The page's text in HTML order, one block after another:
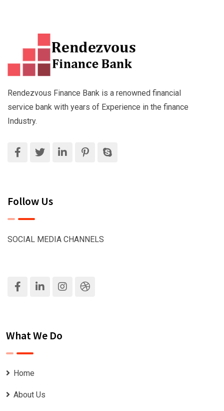
Rendezvous Finance Bank is a renowned financial
service bank with years of Experience in the finance
Industry.
Follow Us
SOCIAL MEDIA CHANNELS
What We Do
Home
About Us